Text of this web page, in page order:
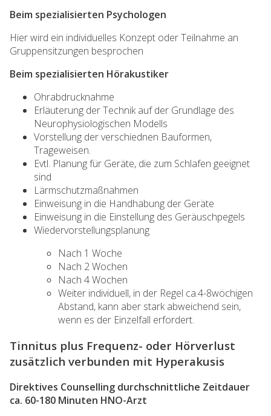
Beim spezialisierten Psychologen
Hier wird ein individuelles Konzept oder Teilnahme an
Gruppensitzungen besprochen
Beim spezialisierten Hörakustiker
Ohrabdrucknahme
Erläuterung der Technik auf der Grundlage des
Neurophysiologischen Modells
Vorstellung der verschiednen Bauformen,
Trageweisen.
Evtl. Planung für Geräte, die zum Schlafen geeignet
sind
Lärmschutzmaßnahmen
Einweisung in die Handhabung der Geräte
Einweisung in die Einstellung des Geräuschpegels
Wiedervorstellungsplanung
Nach 1 Woche
Nach 2 Wochen
Nach 4 Wochen
Weiter individuell, in der Regel ca.4-8wöchigen
Abstand, kann aber stark abweichend sein,
wenn es der Einzelfall erfordert.
Tinnitus plus Frequenz- oder Hörverlust
zusätzlich verbunden mit Hyperakusis
Direktives Counselling durchschnittliche Zeitdauer
ca. 60-180 Minuten HNO-Arzt